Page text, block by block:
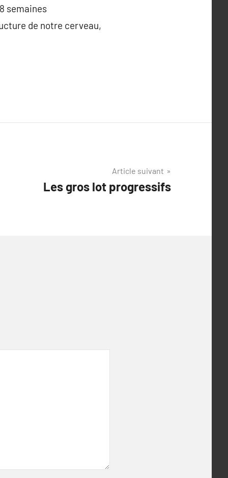
semaines
de notre cerveau,
Article suivant
Les gros lot progressifs